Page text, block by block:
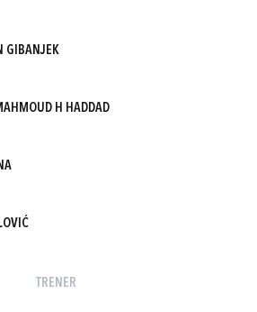
GIBANJEK
H HADDAD
TRENER